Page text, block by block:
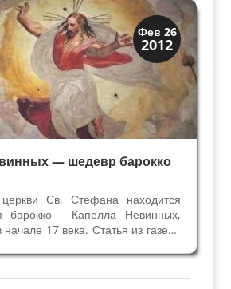
Фев 26
2012
Верона
Церкви
— шедевр барокко
Св. Стефана находится
барокко - Капелла Невинных,
17 века. Статья из газеты
законченная в 2007
первоначальную красоту